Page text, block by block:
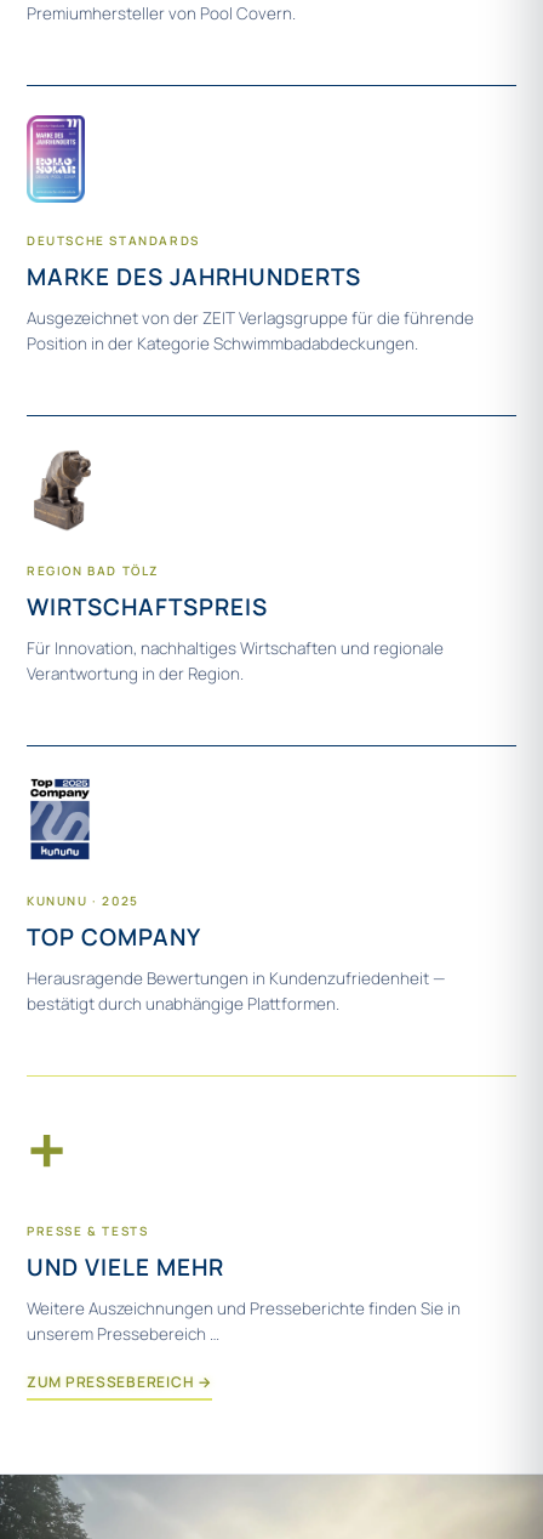
Premiumhersteller von Pool Covern.
DEUTSCHE STANDARDS
MARKE DES JAHRHUNDERTS
Ausgezeichnet von der ZEIT Verlagsgruppe für die führende
Position in der Kategorie Schwimmbadabdeckungen.
REGION BAD TÖLZ
WIRTSCHAFTSPREIS
Für Innovation, nachhaltiges Wirtschaften und regionale
Verantwortung in der Region.
KUNUNU · 2025
TOP COMPANY
Herausragende Bewertungen in Kundenzufriedenheit —
bestätigt durch unabhängige Plattformen.
+
PRESSE & TESTS
UND VIELE MEHR
Weitere Auszeichnungen und Presseberichte finden Sie in
unserem Pressebereich …
ZUM PRESSEBEREICH →